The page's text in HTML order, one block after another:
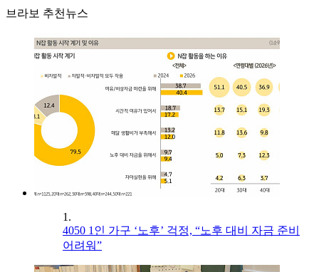
브라보 추천뉴스
1.
4050 1인 가구 ‘노후’ 걱정, “노후 대비 자금 준비
어려워”